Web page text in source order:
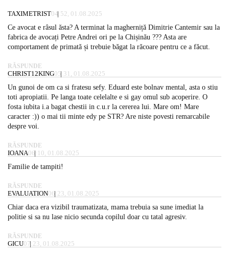
TAXIMETRIST04:52, 01.08.2025
Ce avocat e râsul ăsta? A terminat la magherniță Dimitrie Cantemir sau la
fabrica de avocați Petre Andrei ori pe la Chișinău ??? Asta are
comportament de primată și trebuie băgat la răcoare pentru ce a făcut.
RĂSPUNDE
CHRIST12KING05:31, 01.08.2025
Un gunoi de om ca si fratesu sefy. Eduard este bolnav mental, asta o stiu
toti apropiatii. Pe langa toate celelalte e si gay omul sub acoperire. O
fosta iubita i.a bagat chestii in c.u.r la cererea lui. Mare om! Mare
caracter :)) o mai tii minte edy pe STR? Are niste povesti remarcabile
despre voi.
RĂSPUNDE
IOANA06:10, 01.08.2025
Familie de tampiti!
RĂSPUNDE
EVALUATION06:23, 01.08.2025
Chiar daca era vizibil traumatizata, mama trebuia sa sune imediat la
politie si sa nu lase nicio secunda copilul doar cu tatal agresiv.
RĂSPUNDE
GICU07:23, 01.08.2025